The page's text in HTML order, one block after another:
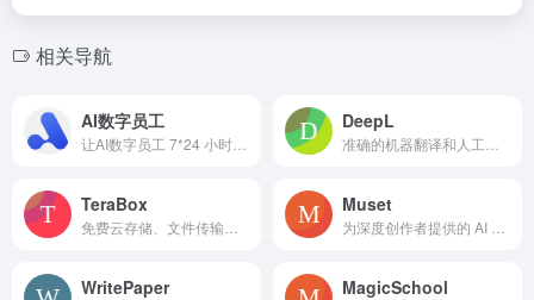
相关导航
AI数字员工 DeepL
TeraBox Muset
WritePaper MagicSchool